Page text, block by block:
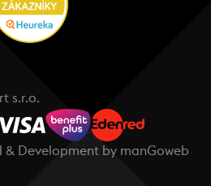
s.r.o.
& Development by manGoweb